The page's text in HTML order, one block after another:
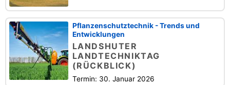
Pflanzenschutztechnik - Trends und
Entwicklungen
LANDSHUTER
LANDTECHNIKTAG
(RÜCKBLICK)
Termin: 30. Januar 2026